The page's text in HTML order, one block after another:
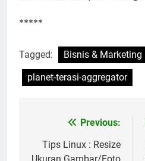
Bisnis & Marketing
planet-terasi-aggregator
Post
Tips Linux : Resize